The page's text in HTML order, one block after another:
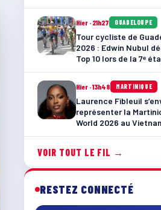
Hier · 21h27 GUADELOUPE
Tour cycliste de
2026 : Edwin Nubul
Top 10 lors de la 7ᵉ
Hier · 13h48 MARTINIQUE
Laurence Fibleuil
représenter la
World 2026 au
VOIR TOUT LE FIL →
RESTEZ CONNECTÉ